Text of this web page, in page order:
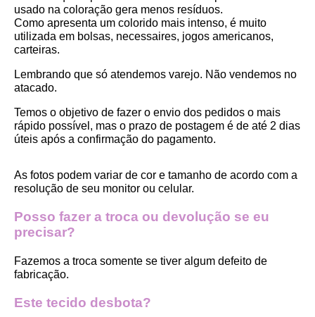
usado na coloração gera menos resíduos.
Como apresenta um colorido mais intenso, é muito
utilizada em bolsas, necessaires, jogos americanos,
carteiras.
Lembrando que só atendemos varejo. Não vendemos no
atacado.
Temos o objetivo de fazer o envio dos pedidos o mais
rápido possível, mas o prazo de postagem é de até 2 dias
úteis após a confirmação do pagamento.
As fotos podem variar de cor e tamanho de acordo com a
resolução de seu monitor ou celular.
Posso fazer a troca ou devolução se eu
precisar?
Fazemos a troca somente se tiver algum defeito de
fabricação.
Este tecido desbota?